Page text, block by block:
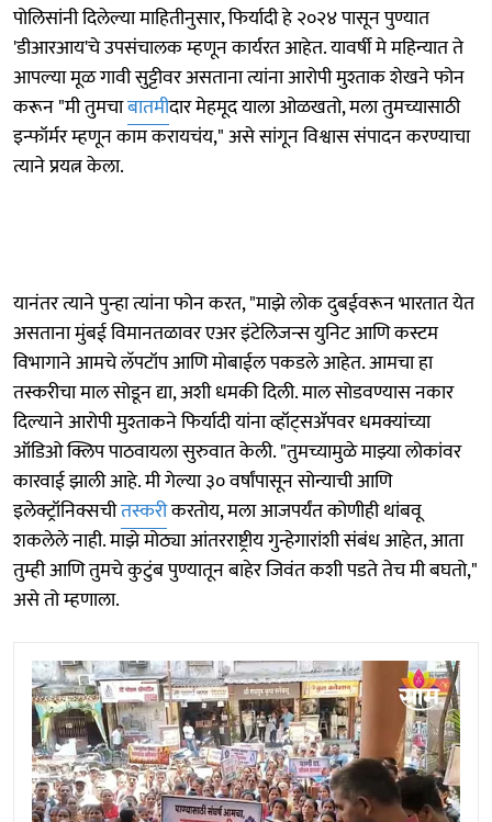
पोलिसांनी दिलेल्या माहितीनुसार, फिर्यादी हे २०२४ पासून पुण्यात
'डीआरआय'चे उपसंचालक म्हणून कार्यरत आहेत. यावर्षी मे महिन्यात ते
आपल्या मूळ गावी सुट्टीवर असताना त्यांना आरोपी मुश्ताक शेखने फोन
करून "मी तुमचाबातमीदार मेहमूद याला ओळखतो, मला तुमच्यासाठी
इन्फॉर्मर म्हणून काम करायचंय," असे सांगून विश्वास संपादन करण्याचा
त्याने प्रयत्न केला.
यानंतर त्याने पुन्हा त्यांना फोन करत, "माझे लोक दुबईवरून भारतात येत
असताना मुंबई विमानतळावर एअर इंटेलिजन्स युनिट आणि कस्टम
विभागाने आमचे लॅपटॉप आणि मोबाईल पकडले आहेत. आमचा हा
तस्करीचा माल सोडून द्या, अशी धमकी दिली. माल सोडवण्यास नकार
दिल्याने आरोपी मुश्ताकने फिर्यादी यांना व्हॉट्सॲपवर धमक्यांच्या
ऑडिओ क्लिप पाठवायला सुरुवात केली. "तुमच्यामुळे माझ्या लोकांवर
कारवाई झाली आहे. मी गेल्या ३० वर्षांपासून सोन्याची आणि
इलेक्ट्रॉनिक्सचीतस्करीकरतोय, मला आजपर्यंत कोणीही थांबवू
शकलेले नाही. माझे मोठ्या आंतरराष्ट्रीय गुन्हेगारांशी संबंध आहेत, आता
तुम्ही आणि तुमचे कुटुंब पुण्यातून बाहेर जिवंत कशी पडते तेच मी बघतो,"
असे तो म्हणाला.